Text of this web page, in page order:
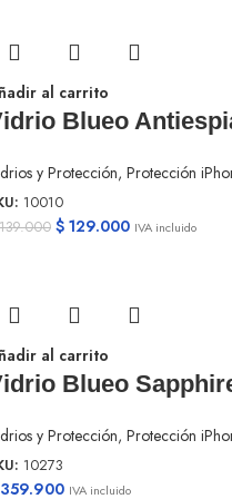
al carrito
Blueo
y Protección, Protección
10010
$ 129.000 IVA incluido
al carrito
Blueo
y Protección, Protección
10273
IVA incluido